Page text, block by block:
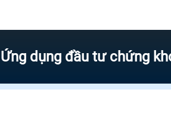
đầu tư chứng khoán